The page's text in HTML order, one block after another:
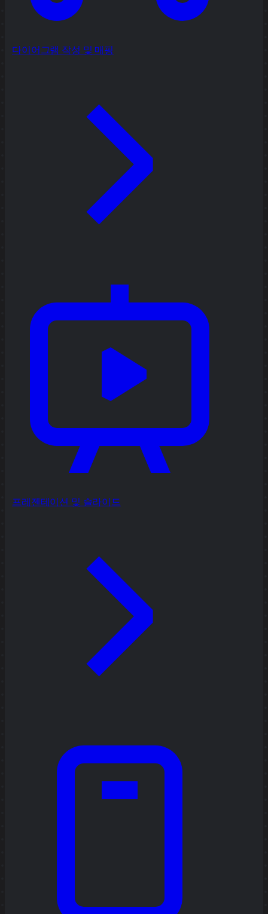
다이어그램 작성 및 매핑
프레젠테이션 및 슬라이드